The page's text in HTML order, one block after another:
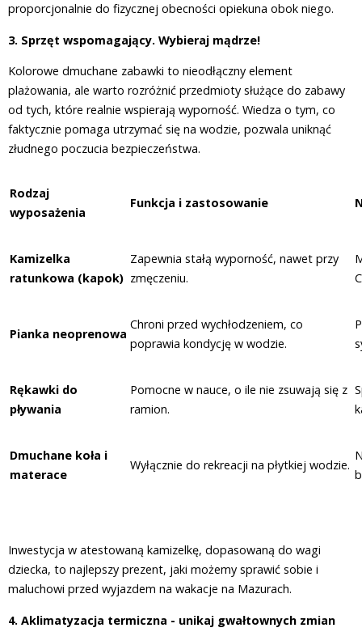
proporcjonalnie do fizycznej obecności opiekuna obok niego.
3. Sprzęt wspomagający. Wybieraj mądrze!
Kolorowe dmuchane zabawki to nieodłączny element
plażowania, ale warto rozróżnić przedmioty służące do zabawy
od tych, które realnie wspierają wyporność. Wiedza o tym, co
faktycznie pomaga utrzymać się na wodzie, pozwala uniknąć
złudnego poczucia bezpieczeństwa.
Rodzaj
wyposażenia
Funkcja i zastosowanie
Kamizelka
ratunkowa (kapok)
Zapewnia stałą wyporność, nawet przy
zmęczeniu.
Pianka neoprenowa
Chroni przed wychłodzeniem, co
poprawia kondycję w wodzie.
Rękawki do
pływania
Pomocne w nauce, o ile nie zsuwają się z
ramion.
Dmuchane koła i
materace
Wyłącznie do rekreacji na płytkiej wodzie.
Inwestycja w atestowaną kamizelkę, dopasowaną do wagi
dziecka, to najlepszy prezent, jaki możemy sprawić sobie i
maluchowi przed wyjazdem na wakacje na Mazurach.
4. Aklimatyzacja termiczna - unikaj gwałtownych zmian